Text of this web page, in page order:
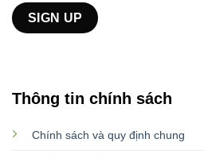
Thông tin chính sách
Chính sách và quy định chung